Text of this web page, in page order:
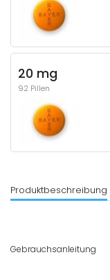
20 mg
92 Pillen
Produktbeschreibung
Gebrauchsanleitung